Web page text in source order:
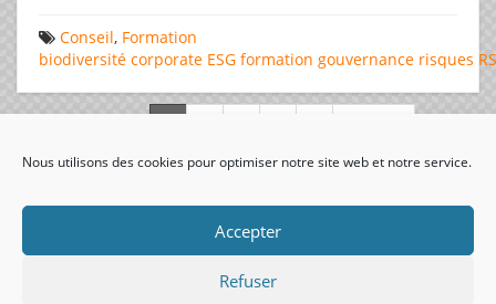
Nous utilisons des cookies pour optimiser notre site web et notre service.
Accepter
Refuser
Conseil, Formation
biodiversité corporate ESG formation gouvernance risques
visiteurs uniques: